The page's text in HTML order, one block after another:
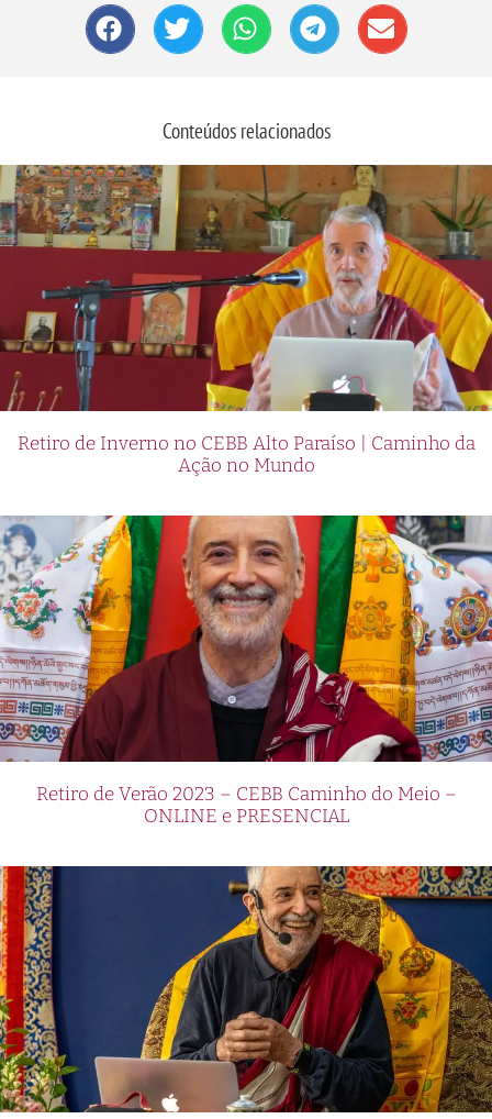
Conteúdos relacionados
Retiro de Inverno no CEBB Alto Paraíso | Caminho da
Ação no Mundo
Retiro de Verão 2023 – CEBB Caminho do Meio –
ONLINE e PRESENCIAL